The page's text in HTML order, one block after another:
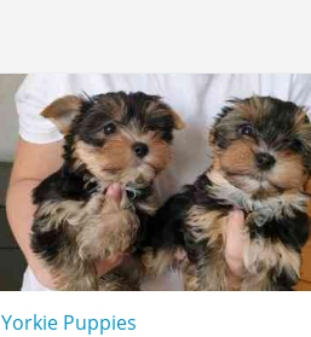
Yorkie Puppies